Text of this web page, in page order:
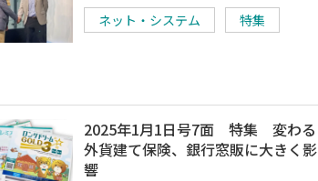
ネット・システム 特集
2025年1月1日号7面 特集 変わる
外貨建て保険、銀行窓販に大きく影
響